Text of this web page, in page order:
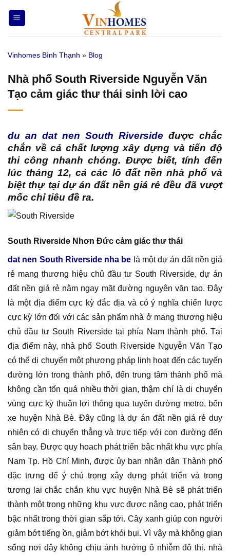
qua
nội
Vinhomes Bình Thạnh » Blog
Nhà phố South Riverside Nguyễn Văn
Tạo cảm giác thư thái sinh lời cao
du an dat nen South Riverside được chắc
chắn về cả chất lượng xây dựng và tiến độ
thi công nhanh chóng. Được biết, tính đến
lúc tháng 12, cả các lô đất nền nhà phố và
biệt thự tại dự án đất nền giá rẻ đều đã vượt
mốc chỉ tiêu đề ra.
South Riverside Nhơn Đức cảm giác thư thái
dat nen South Riverside nha be là một dự án đất nền giá
rẻ mang thương hiệu chủ đầu tư South Riverside, dự án
đất nền giá rẻ nằm ngay mặt đường nguyên văn tạo. Đây
là một địa điểm cực kỳ đắc địa và có ý nghĩa chiến lược
cực kỳ lớn đối với các sản phẩm nhà ở mang thương hiệu
chủ đầu tư South Riverside tại phía Nam thành phố. Tại
địa điểm này, nhà phố South Riverside Nguyễn Văn Tạo
có thể di chuyển một phương pháp linh hoạt đến các tuyến
đường lớn trong thành phố, đến trung tâm thành phố mà
không cần tốn quá nhiều thời gian, thậm chí là di chuyển
vùng cực kỳ thuận lợi thông qua tuyến đường metro, bến
xe huyện Nhà Bè. Đây cũng là dự án đất nền giá rẻ duy
nhiên có di chuyển thẳng và trực tiếp với con đường đến
sân bay. Được quy hoach phát triển bậc nhất khu vực phía
Nam Tp. Hồ Chí Minh, được ủy ban nhân dân Thành phố
đặc trưng để ý chú trọng xây dựng phát triển và trong
tương lai chắc chắn khu vực huyện Nhà Bè sẽ phát triển
thành một trong những khu vực được nâng cao, phát triển
bậc nhất trong thời gian sắp tới. Cây xanh giúp con người
giảm bớt tiếng ồn, giảm bớt khói bụi. Vì vậy mà không gian
sống nơi đây không chịu ảnh hưởng ô nhiễm đô thị. nhà